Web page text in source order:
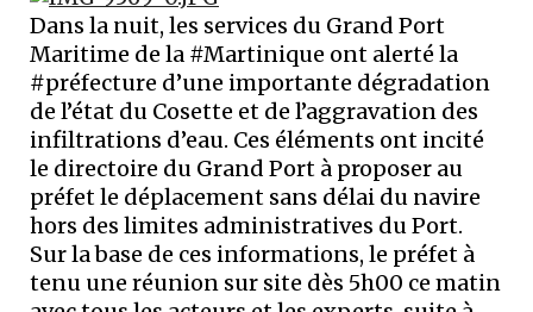
Dans la nuit, les services du Grand Port
Maritime de la #Martinique ont alerté la
#préfecture d’une importante dégradation
de l’état du Cosette et de l’aggravation des
infiltrations d’eau. Ces éléments ont incité
le directoire du Grand Port à proposer au
préfet le déplacement sans délai du navire
hors des limites administratives du Port.
Sur la base de ces informations, le préfet à
tenu une réunion sur site dès 5h00 ce matin